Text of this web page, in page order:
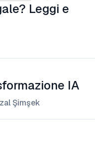
Leggi e
IA
Şimşek